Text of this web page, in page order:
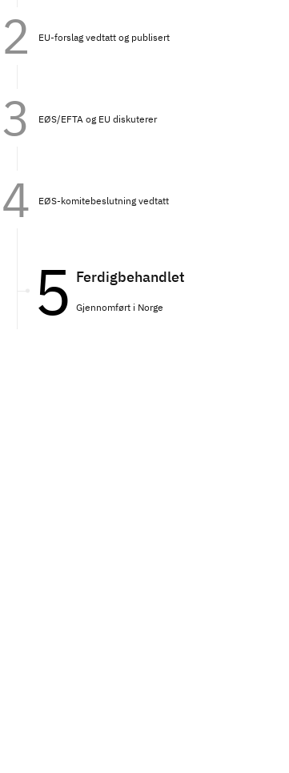
EU-forslag vedtatt og publisert
EØS/EFTA og EU diskuterer
EØS-komitebeslutning vedtatt
Ferdigbehandlet
Gjennomført i Norge